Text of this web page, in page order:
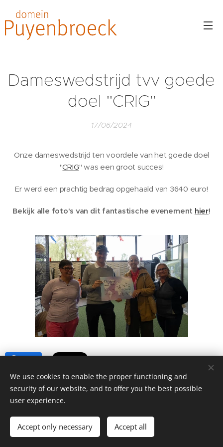
Dameswedstrijd tvv goede
doel "CRIG"
17/06/2024
Onze dameswedstrijd ten voordele van het goede doel
"CRIG" was een groot succes!
Er werd een prachtig bedrag opgehaald van 3640 euro!
Bekijk alle foto's van dit fantastische evenement hier!
Golf Puyenbroeck | 2022
Powered by
Webnode Cookies
We use cookies to enable the proper functioning and
security of our website, and to offer you the best possible
user experience.
Accept only necessary Accept all